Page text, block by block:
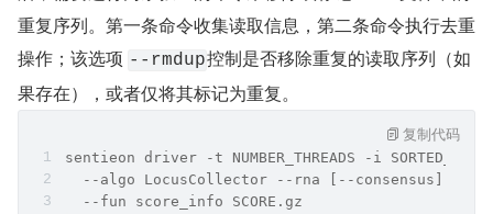
重复序列。第一条命令收集读取信息，第二条命令执行去重
操作；该选项 --rmdup控制是否移除重复的读取序列（如
果存在），或者仅将其标记为重复。
sentieon driver -t NUMBER_THREADS -i SORTED_BAM
--algo LocusCollector --rna [--consensus] [--
--fun score_info SCORE.gz
复制代码